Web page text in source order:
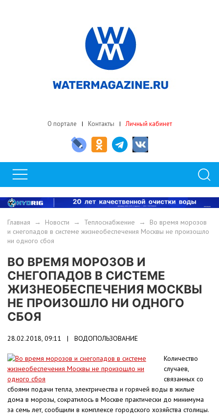
О портале Контакты Личный кабинет
Главная → Новости → Теплоснабжение → Во время морозов
и снегопадов в системе жизнеобеспечения Москвы не произошло
ни одного сбоя
ВО ВРЕМЯ МОРОЗОВ И
СНЕГОПАДОВ В СИСТЕМЕ
ЖИЗНЕОБЕСПЕЧЕНИЯ МОСКВЫ
НЕ ПРОИЗОШЛО НИ ОДНОГО
СБОЯ
28.02.2018, 09:11 | ВОДОПОЛЬЗОВАНИЕ
Количество
случаев,
связанных со
сбоями подачи тепла, электричества и горячей воды в жилые
дома в морозы, сократилось в Москве практически до минимума
за семь лет, сообщили в комплексе городского хозяйства столицы.